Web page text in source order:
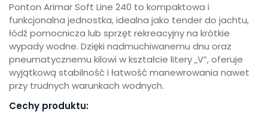
Ponton Arimar Soft Line 240 to kompaktowa i
funkcjonalna jednostka, idealna jako tender do jachtu,
łódź pomocnicza lub sprzęt rekreacyjny na krótkie
wypady wodne. Dzięki nadmuchiwanemu dnu oraz
pneumatycznemu kilowi w kształcie litery „V”, oferuje
wyjątkową stabilność i łatwość manewrowania nawet
przy trudnych warunkach wodnych.
Cechy produktu: